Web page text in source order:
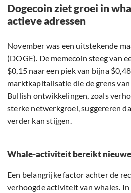
Dogecoin ziet groei in
actieve adressen
November was een uitstekende
(DOGE). De memecoin steeg van
$0,15 naar een piek van bijna
marktkapitalisatie die de grens
Bullish ontwikkelingen, zoals
sterke netwerkgroei, suggereren
verder kan stijgen.
Whale-activiteit bereikt
Een belangrijke factor achter de
verhoogde activiteitvan whales.